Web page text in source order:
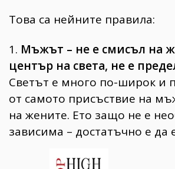
Това са нейните правила:
1. Мъжът – не е смисъл на
център на света, не е
Светът е много по-широк и
от самото присъствие на
на жените. Ето защо не е
зависима – достатъчно е да